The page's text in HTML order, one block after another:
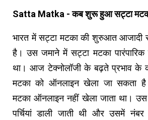
Satta Matka - कब शुरू हुआ सट्टा
भारत में सट्टा मटका की शुरुआत आजादी
है। उस जमाने में सट्टा मटका
था। आज टेक्नोलॉजी के बढ़ते प्रभाव के
मटका को ऑनलाइन खेला जा सकता
मटका ऑनलाइन नहीं खेला जाता था।
पर्चियां डाली जाती थी और उसमें नंबर